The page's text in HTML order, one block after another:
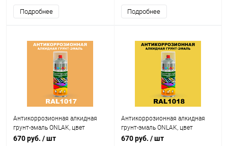
Подробнее Подробнее
Антикоррозионная алкидная
грунт-эмаль ONLAK, цвет
RAL1017, спрей 520мл
670 руб. / шт
Антикоррозионная алкидная
грунт-эмаль ONLAK, цвет
RAL1018, спрей 520мл
670 руб. / шт